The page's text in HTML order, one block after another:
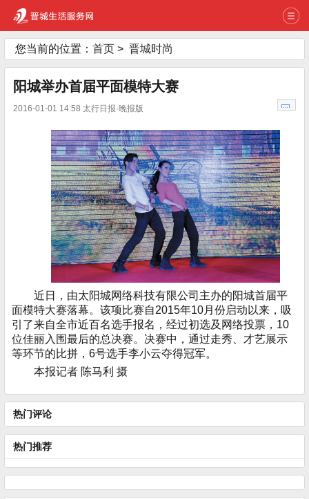
您当前的位置： 首页 > 晋城时尚
阳城举办首届平面模特大赛
2016-01-01 14:58 太行日报·晚报版
近日，由太阳城网络科技有限公司主办的阳城首届平
面模特大赛落幕。该项比赛自2015年10月份启动以来，吸
引了来自全市近百名选手报名，经过初选及网络投票，10
位佳丽入围最后的总决赛。决赛中，通过走秀、才艺展示
等环节的比拼，6号选手李小云夺得冠军。
本报记者 陈马利 摄
热门评论
热门推荐